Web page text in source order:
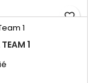
favorite_border
1